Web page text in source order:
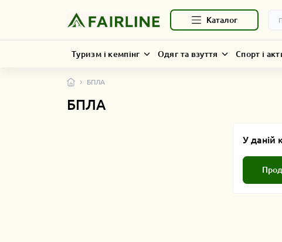
Каталог
Туризм і кемпінг Одяг та взуття Спорт і
БПЛА
БПЛА
У даній